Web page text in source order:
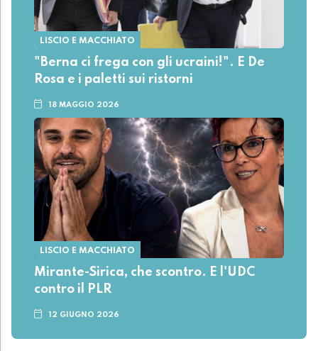
LISCIO E MACCHIATO
"Berna ci frega con gli ucraini!". E De
Rosa e i paletti sui ristorni
18 MAGGIO 2026
LISCIO E MACCHIATO
Mirante-Sirica, che scontro. E l'UDC
contro il PLR
12 GIUGNO 2026